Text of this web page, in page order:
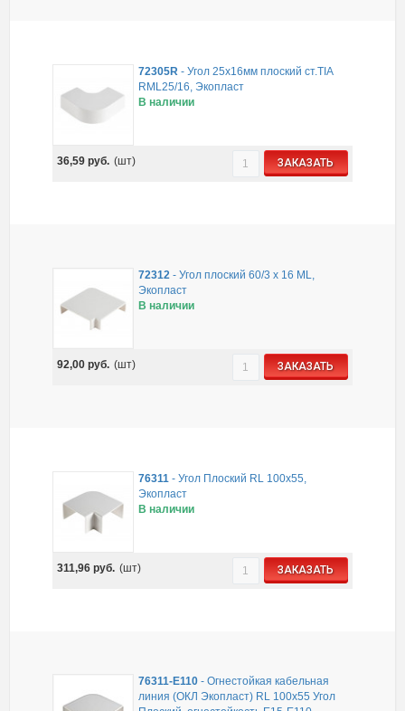
72305R -Угол 25х16мм плоский ст.TIA
RML25/16, Экопласт
В наличии
36,59руб. (шт) ЗАКАЗАТЬ
72312 -Угол плоский 60/3 x 16 ML,
Экопласт
В наличии
92,00руб. (шт) ЗАКАЗАТЬ
76311 -Угол Плоский RL 100x55,
Экопласт
В наличии
311,96руб. (шт) ЗАКАЗАТЬ
76311-E110 -Огнестойкая кабельная
линия (ОКЛ Экопласт) RL 100х55 Угол